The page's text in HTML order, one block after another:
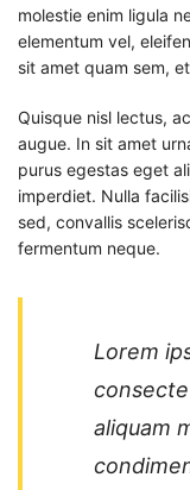
molestie enim ligula
elementum vel,
sit amet quam sem,
Quisque nisl lectus,
augue. In sit amet
purus egestas eget
imperdiet. Nulla
sed, convallis
fermentum neque.
Lorem
aliquam